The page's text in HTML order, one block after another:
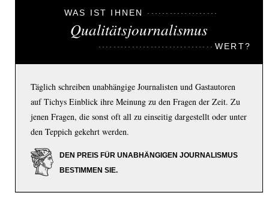
WAS IST IHNEN
Qualitätsjournalismus
WERT?
Täglich schreiben unabhängige Journalisten und Gastautoren
auf Tichys Einblick ihre Meinung zu den Fragen der Zeit. Zu
jenen Fragen, die sonst oft all zu einseitig dargestellt oder unter
den Teppich gekehrt werden.
DEN PREIS FÜR UNABHÄNGIGEN JOURNALISMUS
BESTIMMEN SIE.